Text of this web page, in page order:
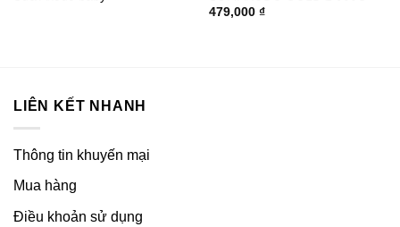
479,000 ₫
LIÊN KẾT NHANH
Thông tin khuyến mại
Mua hàng
Điều khoản sử dụng